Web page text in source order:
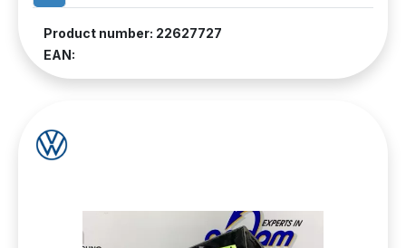
Product number: 22627727
EAN: